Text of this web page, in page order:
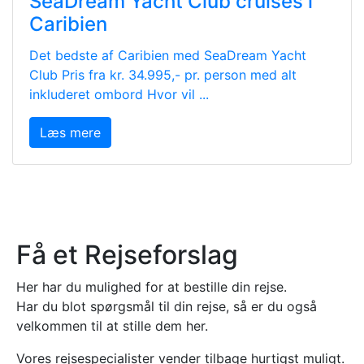
Caribien
Det bedste af Caribien med SeaDream Yacht
Club Pris fra kr. 34.995,- pr. person med alt
inkluderet ombord Hvor vil ...
Læs mere
Få et Rejseforslag
Her har du mulighed for at bestille din rejse.
Har du blot spørgsmål til din rejse, så er du også
velkommen til at stille dem her.
Vores rejsespecialister vender tilbage hurtigst muligt.